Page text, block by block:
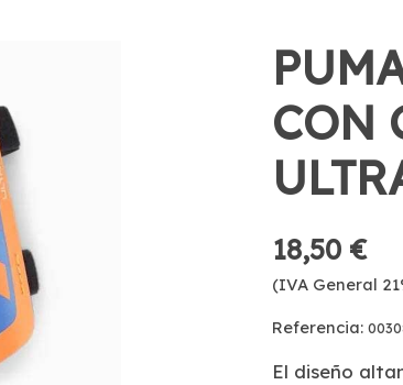
CON
18,50 €
(IVA General
Referencia:
El diseño